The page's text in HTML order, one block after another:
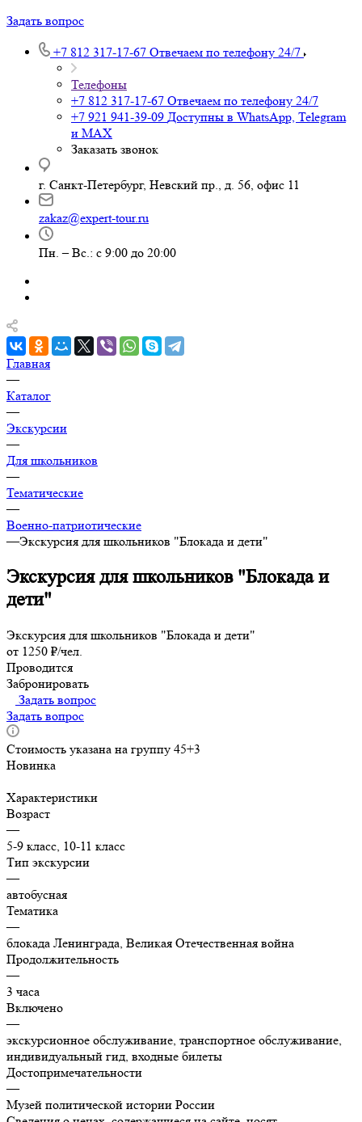
Задать вопрос
+7 812 317-17-67 Отвечаем по телефону 24/7
Телефоны
+7 812 317-17-67 Отвечаем по телефону 24/7
+7 921 941-39-09 Доступны в WhatsApp, Telegram
и MAX
Заказать звонок
г. Санкт-Петербург, Невский пр., д. 56, офис 11
zakaz@expert-tour.ru
Пн. – Вс.: с 9:00 до 20:00
Главная
—
Каталог
—
Экскурсии
—
Для школьников
—
Тематические
—
Военно-патриотические
—Экскурсия для школьников "Блокада и дети"
Экскурсия для школьников "Блокада и
дети"
Экскурсия для школьников "Блокада и дети"
от 1250 ₽/чел.
Проводится
Забронировать
Задать вопрос
Задать вопрос
Стоимость указана на группу 45+3
Новинка
Характеристики
Возраст
—
5-9 класс, 10-11 класс
Тип экскурсии
—
автобусная
Тематика
—
блокада Ленинграда, Великая Отечественная война
Продолжительность
—
3 часа
Включено
—
экскурсионное обслуживание, транспортное обслуживание,
индивидуальный гид, входные билеты
Достопримечательности
—
Музей политической истории России